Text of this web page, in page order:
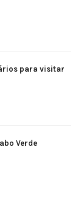
para visitar
Verde